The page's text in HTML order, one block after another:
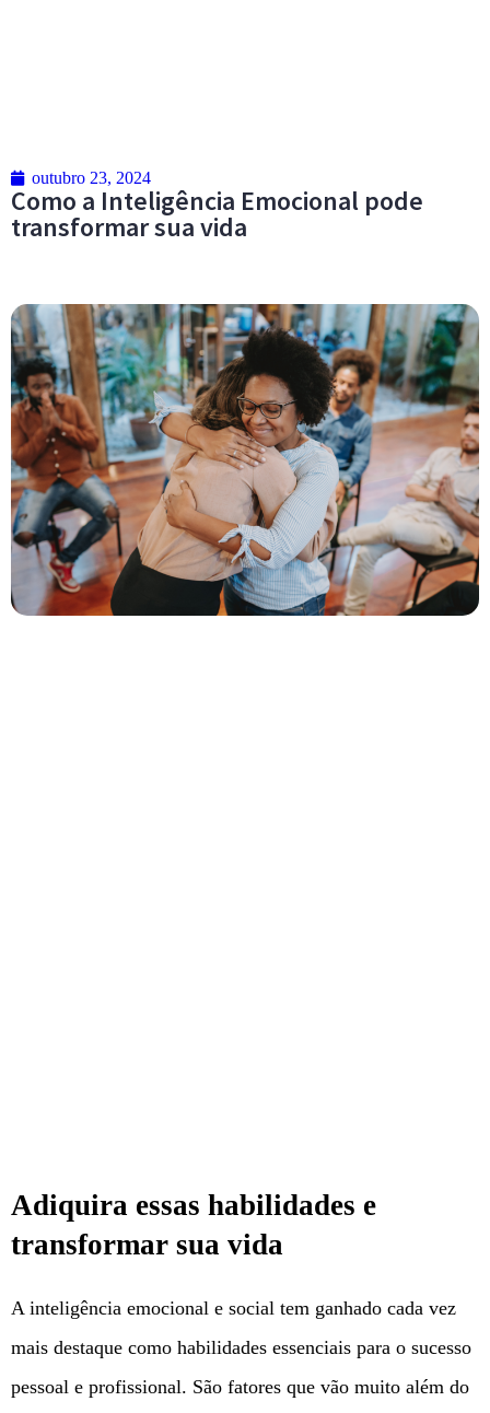
outubro 23, 2024
Como a Inteligência Emocional pode
transformar sua vida
Adiquira essas habilidades e
transformar sua vida
A inteligência emocional e social tem ganhado cada vez
mais destaque como habilidades essenciais para o sucesso
pessoal e profissional. São fatores que vão muito além do